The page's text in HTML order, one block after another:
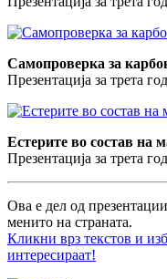
Самопроверка за
Презентација за трета
Естерите во состав на
Презентација за трета
Ова е дел од
менито на страната.
Кликни врз текстов и
интересираат!